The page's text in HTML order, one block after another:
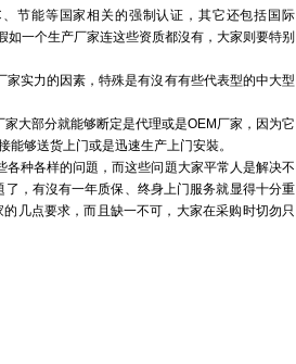
节能等国家相关的强制认证，其它还包括国际
一个生产厂家连这些资质都沒有，大家则要特别
实力的因素，特殊是有沒有有些代表型的中大型
大部分就能够断定是代理或是OEM厂家，因为它
够送货上门或是迅速生产上门安裝。
种各样的问題，而这些问題大家平常人是解决不
，有沒有一年质保、终身上门服务就显得十分重
的几点要求，而且缺一不可，大家在采购时切勿只